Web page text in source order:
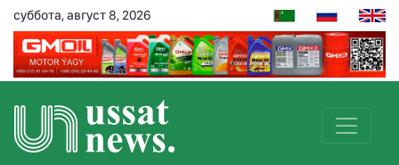
суббота, август 8, 2026